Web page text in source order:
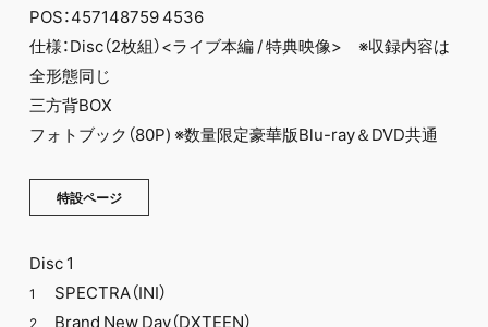
POS：457148759 4536
仕様：Disc（2枚組）<ライブ本編 / 特典映像> ※収録内容は
全形態同じ
三方背BOX
フォトブック（80P) ※数量限定豪華版Blu-ray＆DVD共通
特設ページ
Disc 1
1 SPECTRA（INI）
2 Brand New Day（DXTEEN）